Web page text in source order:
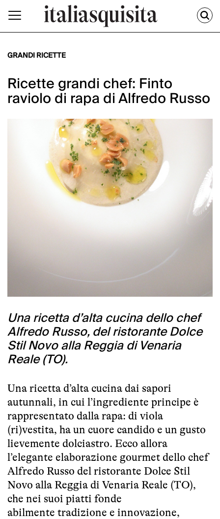
GRANDI RICETTE
Ricette grandi chef: Finto
raviolo di rapa di Alfredo Russo
Una ricetta d’alta cucina dello chef
Alfredo Russo, del ristorante Dolce
Stil Novo alla Reggia di Venaria
Reale (TO).
Una ricetta d’alta cucina dai sapori
autunnali, in cui l’ingrediente principe è
rappresentato dalla rapa: di viola
(ri)vestita, ha un cuore candido e un gusto
lievemente dolciastro. Ecco allora
l’elegante elaborazione gourmet dello chef
Alfredo Russo del ristorante Dolce Stil
Novo alla Reggia di Venaria Reale (TO),
che nei suoi piatti fonde
abilmente tradizione e innovazione,